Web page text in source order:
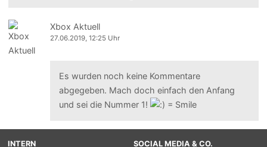
Xbox Aktuell
27.06.2019, 12:25 Uhr
Es wurden noch keine Kommentare
abgegeben. Mach doch einfach den Anfang
und sei die Nummer 1!
INTERN
SOCIAL MEDIA & CO.